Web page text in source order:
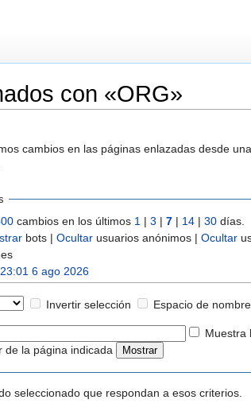
con «ORG»
cambios en las páginas enlazadas desde
cambios en los últimos 1 | 3 | 7 | 14 | 30 días.
bots | Ocultar usuarios anónimos | Ocultar
6 ago 2026
Invertir selección Espacio de
Muestra
de la página indicada
seleccionado que respondan a esos criterios.